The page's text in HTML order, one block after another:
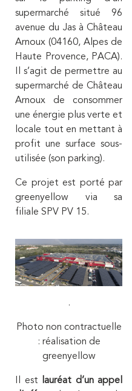
supermarché situé 96
avenue du Jas à Château
Arnoux (04160, Alpes de
Haute Provence, PACA).
Il s’agit de permettre au
supermarché de Château
Arnoux de consommer
une énergie plus verte et
locale tout en mettant à
profit une surface sous-
utilisée (son parking).
Ce projet est porté par
greenyellow via sa
filiale SPV PV 15.
.
Photo non contractuelle
: réalisation de
greenyellow
Il est
lauréat d’un appel